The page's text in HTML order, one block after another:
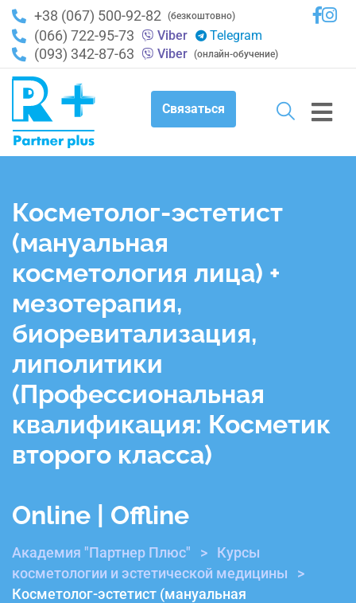
+38 (067) 500-92-82 (безкоштовно)
(066) 722-95-73 Viber Telegram
(093) 342-87-63 Viber (онлайн-обучение)
Связаться
Косметолог-эстетист
(мануальная
косметология лица) +
мезотерапия,
биоревитализация,
липолитики
(Профессиональная
квалификация: Косметик
второго класса)
Online | Offline
Академия "Партнер Плюс" >
Курсы
косметологии и эстетической медицины
>
Косметолог-эстетист (мануальная